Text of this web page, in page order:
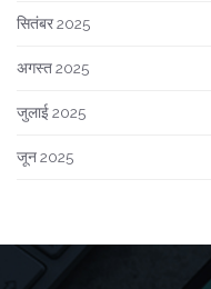
सितंबर 2025
अगस्त 2025
जुलाई 2025
जून 2025